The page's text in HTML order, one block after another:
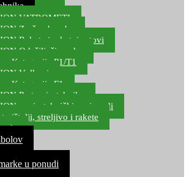
VATROMETI
Zračne bombe
Rakete i raketni setovi
Odašiljači zvuka
Kategorija P1/T1
Vulkani
Kategorija F1
Party pirotehnika
nepirotehnički proizvodi
pištolji, streljivo i rakete
u ponudi